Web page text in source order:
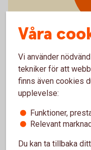
Blippa med
Betala med
Våra
Vi använder
tekniker för att
finns även cookies
upplevelse:
Funktioner,
Relevant
Du kan ta tillbaka